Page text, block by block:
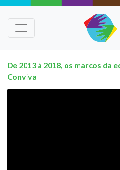
De 2013 à 2018, os marcos da
Conviva